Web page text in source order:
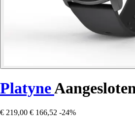
Platyne
€ 219,00 € 166,52 -24%